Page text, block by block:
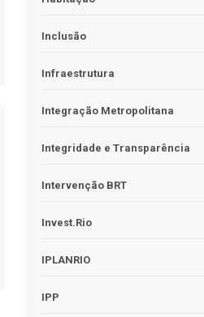
Inclusão
Infraestrutura
Integração Metropolitana
Integridade e Transparência
Intervenção BRT
Invest.Rio
IPLANRIO
IPP